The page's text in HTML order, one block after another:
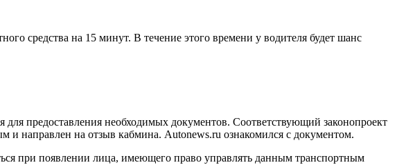
средства на 15 минут. В течение этого времени у водителя будет шанс
предоставления необходимых документов. Соответствующий законопроект
и направлен на отзыв кабмина. Autonews.ru ознакомился с документом.
при появлении лица, имеющего право управлять данным транспортным